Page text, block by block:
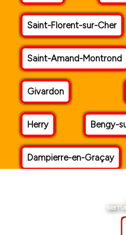
Saint-Florent-sur-Cher
Saint-Amand-Montrond
Givardon
Herry Bengy-
Dampierre-en-Graçay
La